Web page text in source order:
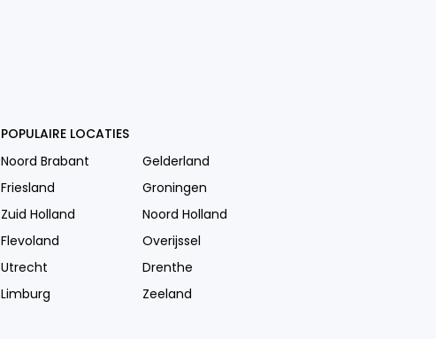
POPULAIRE LOCATIES
Noord Brabant
Gelderland
Friesland
Groningen
Zuid Holland
Noord Holland
Flevoland
Overijssel
Utrecht
Drenthe
Limburg
Zeeland